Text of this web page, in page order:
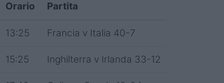
Orario Partita
13:25 Francia v Italia 40-7
15:25 Inghilterra v Irlanda 33-12